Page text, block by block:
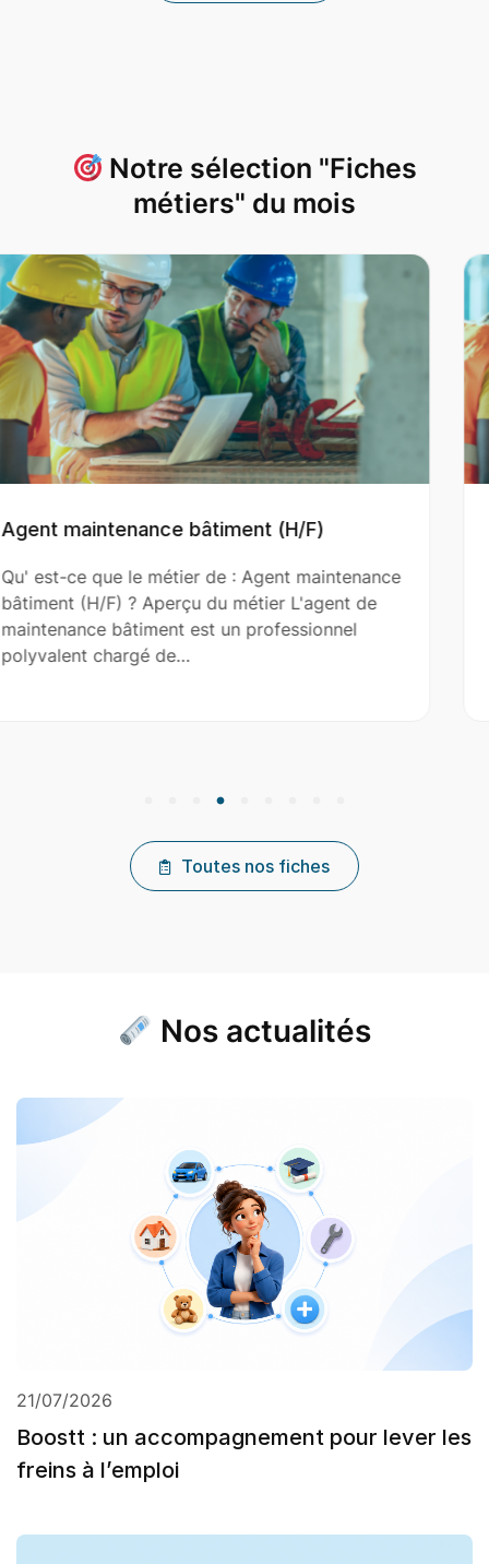
Notre sélection "Fiches
métiers" du mois
de
Aide Couvreur (H/F)
Qu' est-ce que le métier de : Aide
(H/F) ? Aperçu du métier L'aide
le couvreur principal dans
réparation et…
Toutes nos fiches
Nos actualités
21/07/2026
Boostt : un accompagnement pour lever les
freins à l’emploi